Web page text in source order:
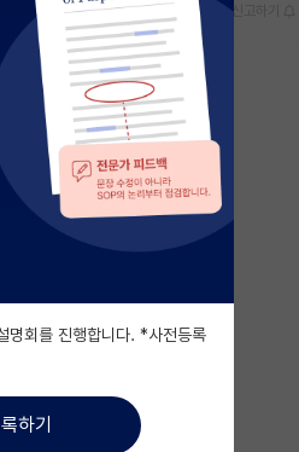
스크랩 신고하기
명회를 진행합니다. *사전등록
하기